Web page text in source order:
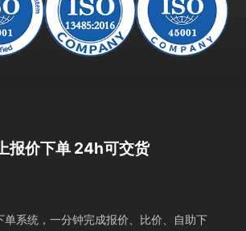
报价下单 24h可交货
单系统，一分钟完成报价、比价、自助下